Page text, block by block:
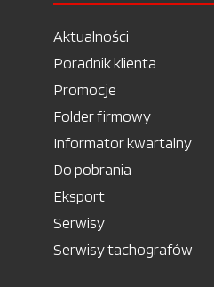
Aktualności
Poradnik klienta
Promocje
Folder firmowy
Informator kwartalny
Do pobrania
Eksport
Serwisy
Serwisy tachografów